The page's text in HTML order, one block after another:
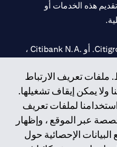
ملفات تعريف الارتباط
ولا يمكن إيقاف تشغيلها.
لملفات تعريف
عبر الموقع ، وإظهار
الإحصائية حول
هذه الخدمات أو
سيتي بنك هي علامة خدمة لشركة Citigroup Inc. أو .Citibank N.A ،
الإمارات المركزي تحت
أرقام التراخيص 202563 لفرع الوصل في دبي، 531989 لفرع مول
هاتف: 4000 311 04.
المتحدة مرخص من مصرف